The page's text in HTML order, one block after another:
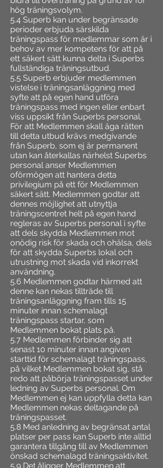
hög träningsvolym.
5.4 Superb kan under begränsade
perioder erbjuda särskilda
träningspass för medlemmar som är i
behov av mer kompetens för att på
ett säkert sätt kunna delta i Superbs
fullständiga träningsutbud.
5.5 Superb erbjuder medlemmen
vistelse i träningsanläggning med
syfte att på egen hand utföra
träningspass med ingen eller enbart
viss uppsikt från Superbs personal.
För att Medlemmen skall äga rätten
till detta utbud krävs medgivande
från Superb, som ej är permanent
utan kan återkallas närhelst Superbs
personal anser Medlemmen
oförmögen att hantera detta
privilegium på ett för Medlemmen
säkert sätt. Medlemmen godtar att
dennes möjlighet att utnyttja
träningscentret helt på egen hand
regleras av Superbs personal i syfte
att dels skydda Medlemmen mot
onödig risk för skada och ohälsa, dels
för att skydda Superbs lokal och
utrustning mot skada vid inkorrekt
användning.
5.6 Medlemmen godtar härmed att
denne kan nekas tillträde till
träningsanläggning fram tills 15
minuter innan schemalagt
träningspass startar, som
Medlemmen bokat plats på.
5.7 Medlemmen förbinder sig att
senast 10 minuter innan angiven
starttid för schemalagt träningspass,
på vilket Medlemmen bokat sig, stå
redo att påbörja träningspasset under
ledning av Superbs personal. Om
Medlemmen ej kan uppfylla detta kan
Medlemmen nekas deltagande på
träningspasset.
5.8 Med anledning av begränsat antal
platser per pass kan Superb inte alltid
garantera tillgång till av Medlemmen
önskad schemalagd träningsaktivitet.
5.9 Det åligger Medlemmen att